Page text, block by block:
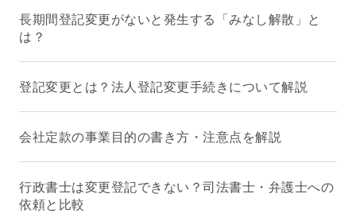
長期間登記変更がないと発生する「みなし解散」と
は？
登記変更とは？法人登記変更手続きについて解説
会社定款の事業目的の書き方・注意点を解説
行政書士は変更登記できない？司法書士・弁護士への
依頼と比較